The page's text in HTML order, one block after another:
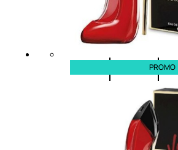
Mascara
sopracciglia
Fissante
Palette
labbra
PROMO